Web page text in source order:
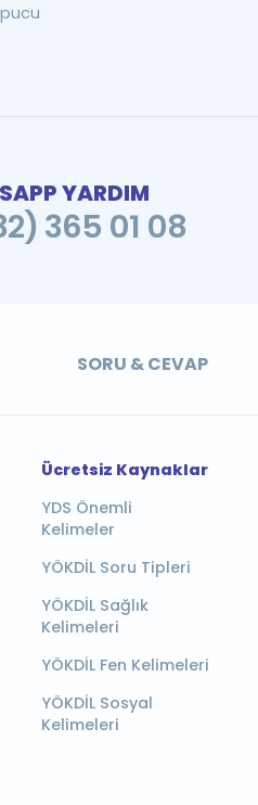
YARDIM
365 01 08
SORU & CEVAP
Ücretsiz Kaynaklar
YDS Önemli
Kelimeler
YÖKDİL Soru Tipleri
YÖKDİL Sağlık
Kelimeleri
YÖKDİL Fen Kelimeleri
YÖKDİL Sosyal
Kelimeleri